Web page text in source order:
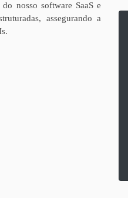
nosso software SaaS e
assegurando a